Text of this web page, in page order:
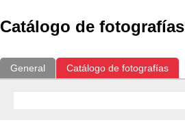
Catálogo de fotografías
General Catálogo de fotografías